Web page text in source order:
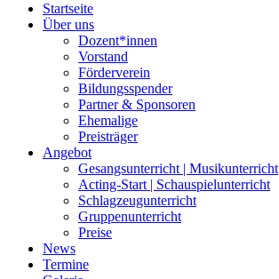
Startseite
Über uns
Dozent*innen
Vorstand
Förderverein
Bildungsspender
Partner & Sponsoren
Ehemalige
Preisträger
Angebot
Gesangsunterricht | Musikunterricht
Acting-Start | Schauspielunterricht
Schlagzeugunterricht
Gruppenunterricht
Preise
News
Termine